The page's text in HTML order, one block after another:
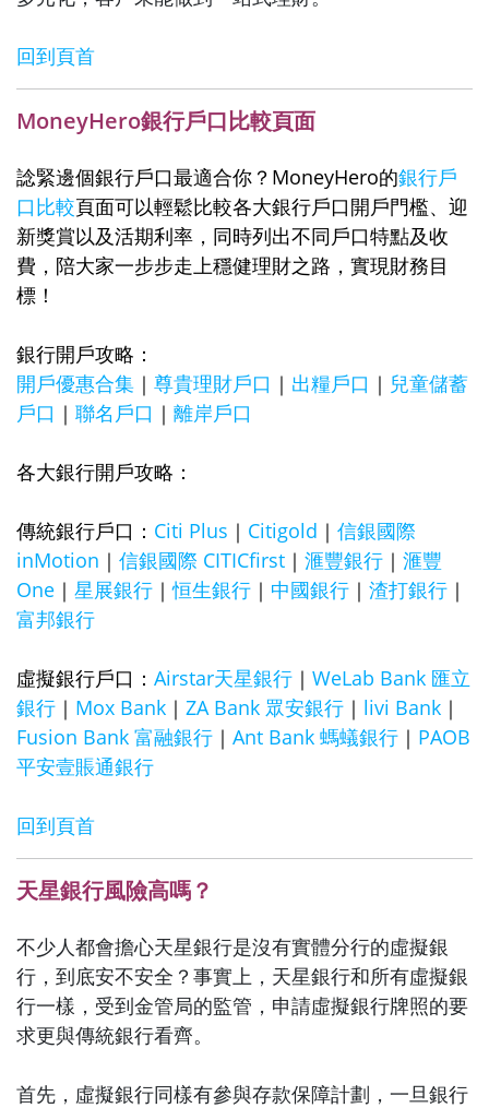
回到頁首
MoneyHero銀行戶口比較頁面
諗緊邊個銀行戶口最適合你？MoneyHero的銀行戶
口比較頁面可以輕鬆比較各大銀行戶口開戶門檻、迎
新獎賞以及活期利率，同時列出不同戶口特點及收
費，陪大家一步步走上穩健理財之路，實現財務目
標！
銀行開戶攻略：
開戶優惠合集 ｜ 尊貴理財戶口 ｜ 出糧戶口 ｜ 兒童儲蓄
戶口 ｜ 聯名戶口 ｜ 離岸戶口
各大銀行開戶攻略：
傳統銀行戶口： Citi Plus ｜ Citigold ｜ 信銀國際
inMotion ｜ 信銀國際 CITICfirst ｜ 滙豐銀行 ｜ 滙豐
One ｜ 星展銀行 ｜恒生銀行 ｜ 中國銀行 ｜ 渣打銀行 ｜
富邦銀行
虛擬銀行戶口： Airstar天星銀行 ｜ WeLab Bank 匯立
銀行 ｜ Mox Bank ｜ ZA Bank 眾安銀行 ｜ livi Bank ｜
Fusion Bank 富融銀行 ｜ Ant Bank 螞蟻銀行 ｜ PAOB
平安壹賬通銀行
回到頁首
天星銀行風險高嗎？
不少人都會擔心天星銀行是沒有實體分行的虛擬銀
行，到底安不安全？事實上，天星銀行和所有虛擬銀
行一樣，受到金管局的監管，申請虛擬銀行牌照的要
求更與傳統銀行看齊。
首先，虛擬銀行同樣有參與存款保障計劃，一旦銀行